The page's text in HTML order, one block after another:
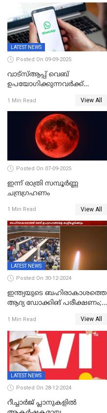
'ആരും കൊതിച്ചുപോകും
ഇങ്ങനെയൊരു ക്യാബിനറ്റ്
മന്ത്രിയെ
LATEST NEWS
Posted On 09-09-2025
വാട്‌സ്ആപ്പ് വെബ്
ഉപയോഗിക്കുന്നവർക്ക്
ചാറ്റിൽ പണികിട്ടി
ഉപഭോക്താക്കൾ
1 Min Read View All
Posted On 07-09-2025
ഇന്ന് രാത്രി സമ്പൂര്‍ണ്ണ
ചന്ദ്രഗ്രഹണം
1 Min Read View All
LATEST NEWS
Posted On 30-12-2024
ഇന്ത്യയുടെ ബഹിരാകാശത്തെ
ആദ്യ ഡോക്കിങ് പരീക്ഷണം;
വിജയം
1 Min Read View All
LATEST NEWS
Posted On 28-12-2024
റീച്ചാര്‍ജ് പ്ലാനുകളില്‍